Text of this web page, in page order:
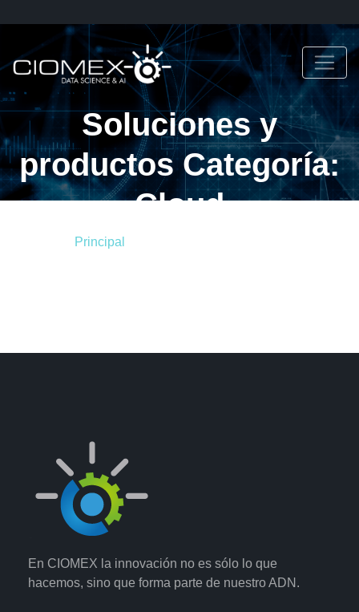
Soluciones y
productos Categoría:
Cloud
Principal
En CIOMEX la innovación no es sólo lo que
hacemos, sino que forma parte de nuestro ADN.